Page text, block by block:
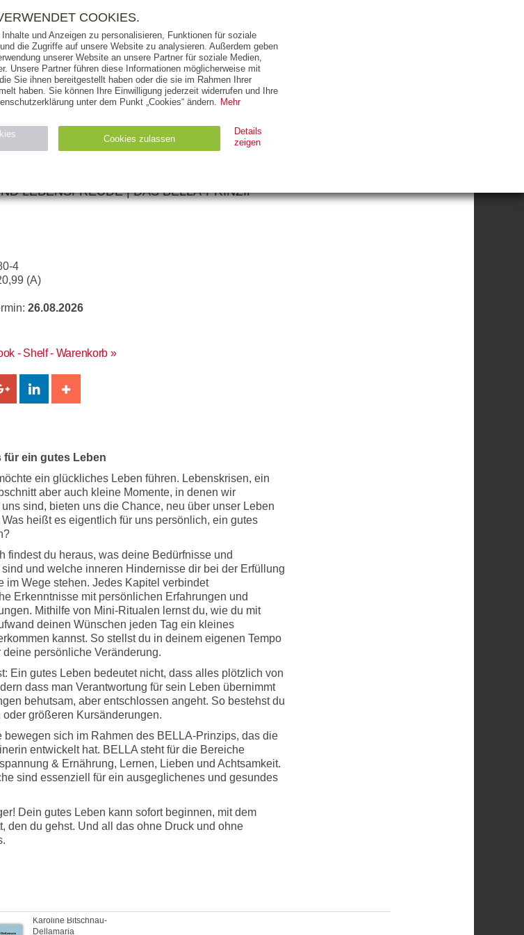
DELLAMARIA
ein bisschen stärker
LEBENSFREUDE | DAS BELLA-PRINZIP
4
(A)
26.08.2026
- Shelf - Warenkorb
für ein gutes Leben
ein glückliches Leben führen. Lebenskrisen, ein
aber auch kleine Momente, in denen wir
sind, bieten uns die Chance, neu über unser Leben
heißt es eigentlich für uns persönlich, ein gutes
findest du heraus, was deine Bedürfnisse und
sind und welche inneren Hindernisse dir bei der Erfüllung
im Wege stehen. Jedes Kapitel verbindet
Erkenntnisse mit persönlichen Erfahrungen und
Mithilfe von Mini-Ritualen lernst du, wie du mit
deinen Wünschen jeden Tag ein kleines
kannst. So stellst du in deinem eigenen Tempo
persönliche Veränderung.
Ein gutes Leben bedeutet nicht, dass alles plötzlich von
dass man Verantwortung für sein Leben übernimmt
behutsam, aber entschlossen angeht. So bestehst du
größeren Kursänderungen.
bewegen sich im Rahmen des BELLA-Prinzips, das die
entwickelt hat. BELLA steht für die Bereiche
& Ernährung, Lernen, Lieben und Achtsamkeit.
sind essenziell für ein ausgeglichenes und gesundes
Dein gutes Leben kann sofort beginnen, mit dem
den du gehst. Und all das ohne Druck und ohne
Karoline Bitschnau-
Dellamaria
VERLAG
PRESSE HANDEL FÜR UNTERNEHMEN
COOKIES.
und Anzeigen zu personalisieren, Funktionen für soziale
die Zugriffe auf unsere Website zu analysieren. Außerdem geben
unserer Website an unsere Partner für soziale Medien,
Unsere Partner führen diese Informationen möglicherweise mit
Sie ihnen bereitgestellt haben oder die sie im Rahmen Ihrer
haben. Sie können Ihre Einwilligung jederzeit widerrufen und Ihre
unter dem Punkt „Cookies“ ändern. Mehr
Cookies zulassen
Details
zeigen
die Speicherung der Benutzer-Session verwendet
den Zustimmungsstatus des Benutzers für Cookies